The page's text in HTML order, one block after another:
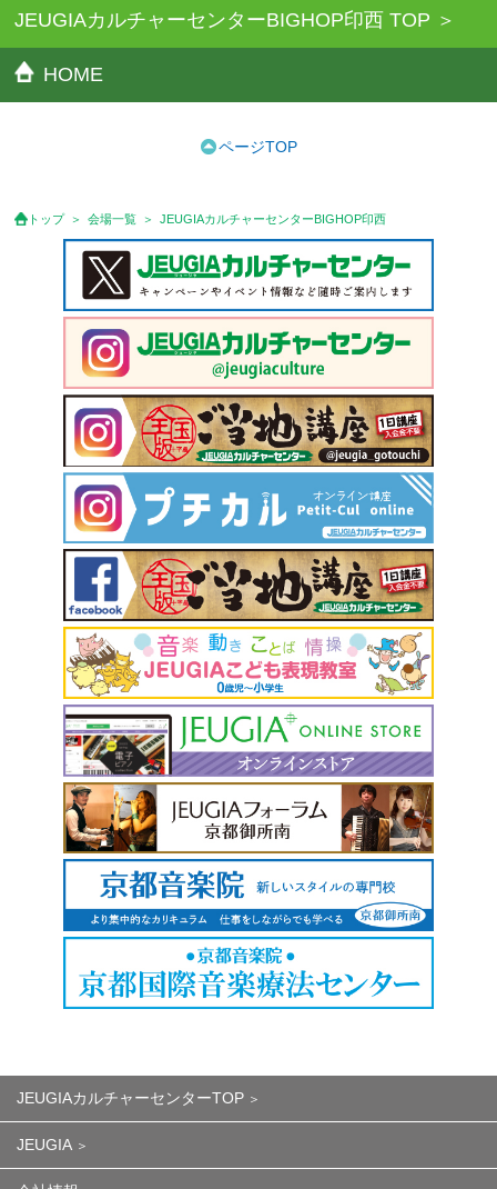
JEUGIAカルチャーセンターBIGHOP印西 TOP
HOME
ページTOP
トップ 会場一覧 JEUGIAカルチャーセンターBIGHOP印西
JEUGIAカルチャーセンターTOP
JEUGIA